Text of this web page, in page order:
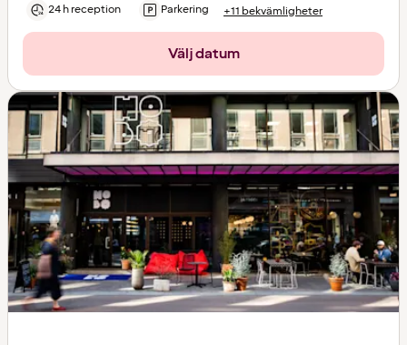
24 h reception Parkering +11 bekvämligheter
Välj datum